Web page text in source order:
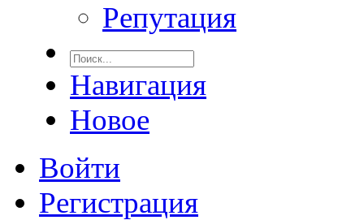
Репутация
Навигация
Новое
Войти
Регистрация